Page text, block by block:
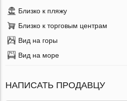
Близко к пляжу
Близко к торговым центрам
Вид на горы
Вид на море
НАПИСАТЬ ПРОДАВЦУ